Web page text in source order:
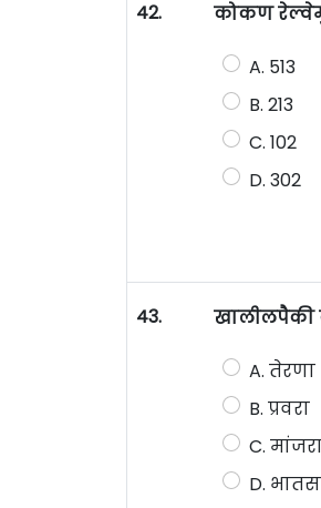
42. कोकण
A. 513
B. 213
C. 102
D. 302
43. खालीलपैकी
A. तेरणा
B. प्रवरा
C.
D.